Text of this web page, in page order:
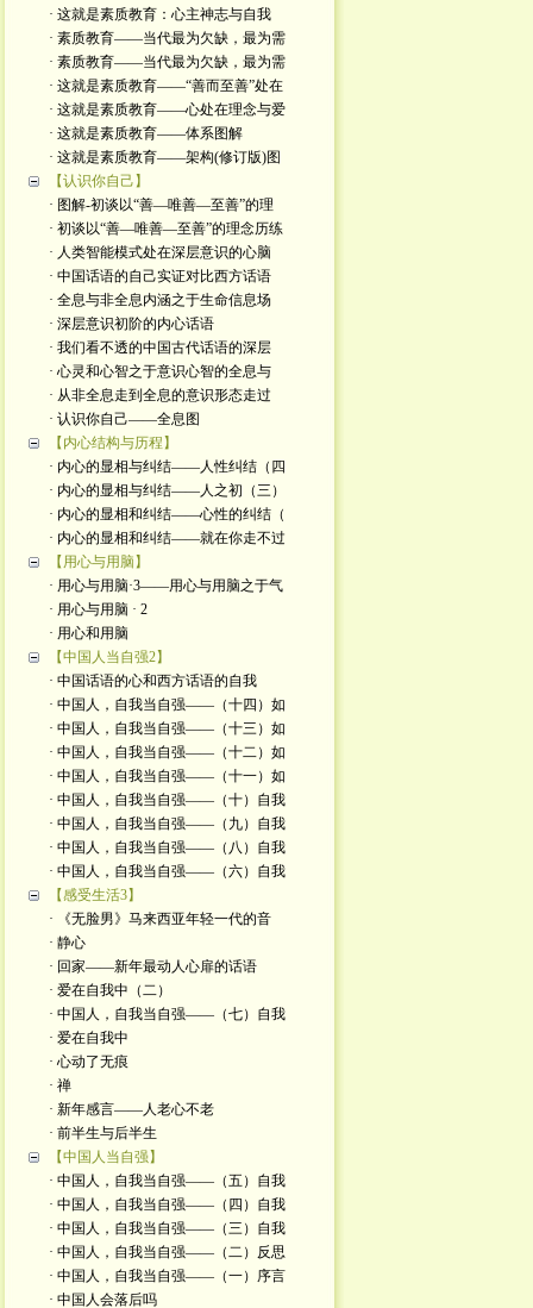
· 这就是素质教育：心主神志与自我
· 素质教育——当代最为欠缺，最为需
· 素质教育——当代最为欠缺，最为需
· 这就是素质教育——“善而至善”处在
· 这就是素质教育——心处在理念与爱
· 这就是素质教育——体系图解
· 这就是素质教育——架构(修订版)图
【认识你自己】
· 图解-初谈以“善—唯善—至善”的理
· 初谈以“善—唯善—至善”的理念历练
· 人类智能模式处在深层意识的心脑
· 中国话语的自己实证对比西方话语
· 全息与非全息内涵之于生命信息场
· 深层意识初阶的内心话语
· 我们看不透的中国古代话语的深层
· 心灵和心智之于意识心智的全息与
· 从非全息走到全息的意识形态走过
· 认识你自己——全息图
【内心结构与历程】
· 内心的显相与纠结——人性纠结（四
· 内心的显相与纠结——人之初（三）
· 内心的显相和纠结——心性的纠结（
· 内心的显相和纠结——就在你走不过
【用心与用脑】
· 用心与用脑·3——用心与用脑之于气
· 用心与用脑 · 2
· 用心和用脑
【中国人当自强2】
· 中国话语的心和西方话语的自我
· 中国人，自我当自强——（十四）如
· 中国人，自我当自强——（十三）如
· 中国人，自我当自强——（十二）如
· 中国人，自我当自强——（十一）如
· 中国人，自我当自强——（十）自我
· 中国人，自我当自强——（九）自我
· 中国人，自我当自强——（八）自我
· 中国人，自我当自强——（六）自我
【感受生活3】
· 《无脸男》马来西亚年轻一代的音
· 静心
· 回家——新年最动人心扉的话语
· 爱在自我中（二）
· 中国人，自我当自强——（七）自我
· 爱在自我中
· 心动了无痕
· 禅
· 新年感言——人老心不老
· 前半生与后半生
【中国人当自强】
· 中国人，自我当自强——（五）自我
· 中国人，自我当自强——（四）自我
· 中国人，自我当自强——（三）自我
· 中国人，自我当自强——（二）反思
· 中国人，自我当自强——（一）序言
· 中国人会落后吗